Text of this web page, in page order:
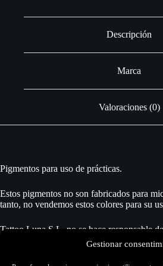
Gestionar
Descripción
Marca
Valoraciones (0)
Pigmentos para uso de prácticas.
Estos pigmentos no son fabricados para
tanto, no vendemos estos colores para su
Tattoo Luna S.L. no se hace responsable
pigmentos, y por lo tanto no da ninguna
adecuado para el trazo en pieles sintéticas,